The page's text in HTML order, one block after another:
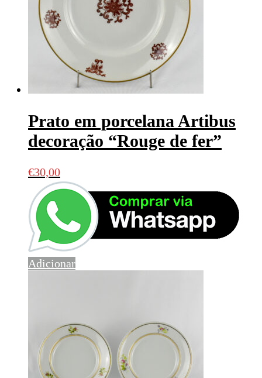
Prato em porcelana Artibus
decoração “Rouge de fer”
€30,00
Adicionar